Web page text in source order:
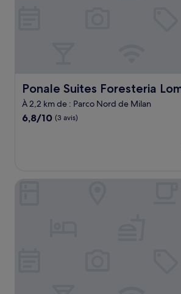
Ponale Suites Foresteria
Ponale Suites Foresteria Lombarda
À 2,2 km de : Parco Nord de Milan
6.8
6,8/10 (3 avis)